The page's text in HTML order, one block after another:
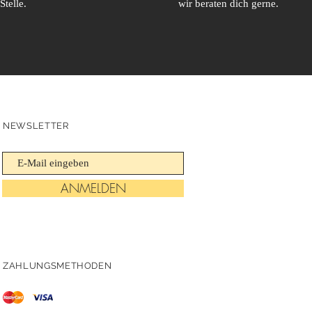
wir beraten dich gerne.
NEWSLETTER
ANMELDEN
ZAHLUNGSMETHODEN